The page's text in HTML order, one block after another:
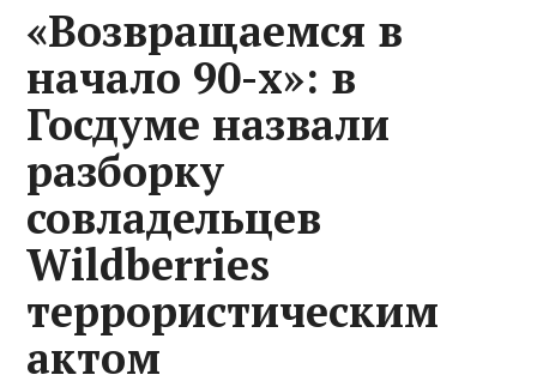
«Возвращаемся в
начало 90-х»: в
Госдуме назвали
разборку
совладельцев
Wildberries
террористическим
актом